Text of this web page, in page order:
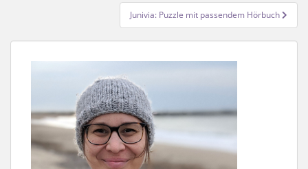
Junivia: Puzzle mit passendem Hörbuch